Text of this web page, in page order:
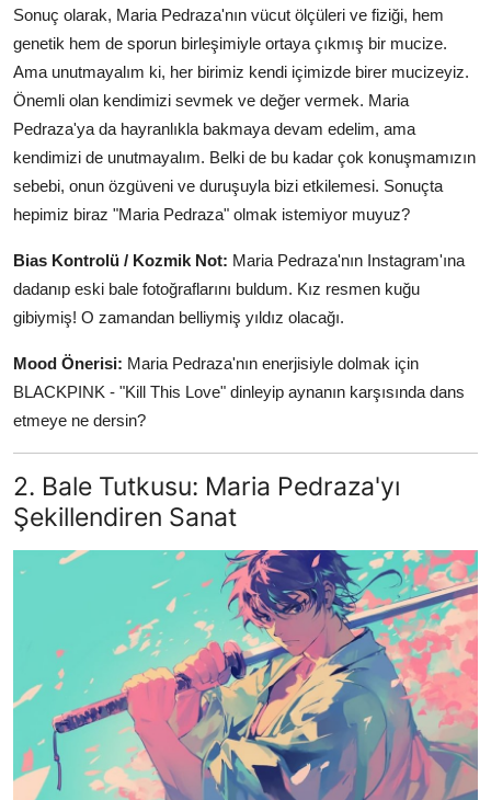
Sonuç olarak, Maria Pedraza'nın vücut ölçüleri ve fiziği, hem
genetik hem de sporun birleşimiyle ortaya çıkmış bir mucize.
Ama unutmayalım ki, her birimiz kendi içimizde birer mucizeyiz.
Önemli olan kendimizi sevmek ve değer vermek. Maria
Pedraza'ya da hayranlıkla bakmaya devam edelim, ama
kendimizi de unutmayalım. Belki de bu kadar çok konuşmamızın
sebebi, onun özgüveni ve duruşuyla bizi etkilemesi. Sonuçta
hepimiz biraz "Maria Pedraza" olmak istemiyor muyuz?
Bias Kontrolü / Kozmik Not: Maria Pedraza'nın Instagram'ına
dadanıp eski bale fotoğraflarını buldum. Kız resmen kuğu
gibiymiş! O zamandan belliymiş yıldız olacağı.
Mood Önerisi: Maria Pedraza'nın enerjisiyle dolmak için
BLACKPINK - "Kill This Love" dinleyip aynanın karşısında dans
etmeye ne dersin?
2. Bale Tutkusu: Maria Pedraza'yı
Şekillendiren Sanat